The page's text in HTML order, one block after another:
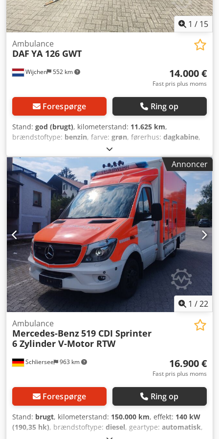
1 / 15
Wijchen 552 km
Ambulance
DAF YA 126 GWT
14.000 €
Fast pris plus moms
Forespørge Ring op
Stand: god (brugt), kilometerstand: 11.625 km,
brændstoftype: benzin, farve: grøn, førerhus: dagkabine,
, Anvendelsesområde: Godstransport
Codpfetpm Hyjx Aixsha Ratplacering: Venstre Egenvægt:
3.740 kg Teknisk stand: God Optisk stand: God
Produktionsland: NL Kontakt Vink Machinery for yderligere
oplysninger. DAF YA126 Ambulancetransport * 1957 *
Benzin * 11.625 kilometer * Udstyret med varme foran og
bagved * Med tilbehør * Egenvægt: 3.740 kg * Inkl.
lastbilens registreringsattest * Ingen registreringspapirer
til traileren * MARGE!
Annoncer
1 /22
Schliersee 963 km
Ambulance
Mercedes-Benz519 CDI Sprinter
6 Zylinder V-Motor RTW
16.900 €
Fast pris plus moms
Forespørge Ring op
Stand: brugt, kilometerstand: 150.000 km, effekt: 140 kW
(190,35 hk), brændstoftype: diesel, geartype: automatisk,